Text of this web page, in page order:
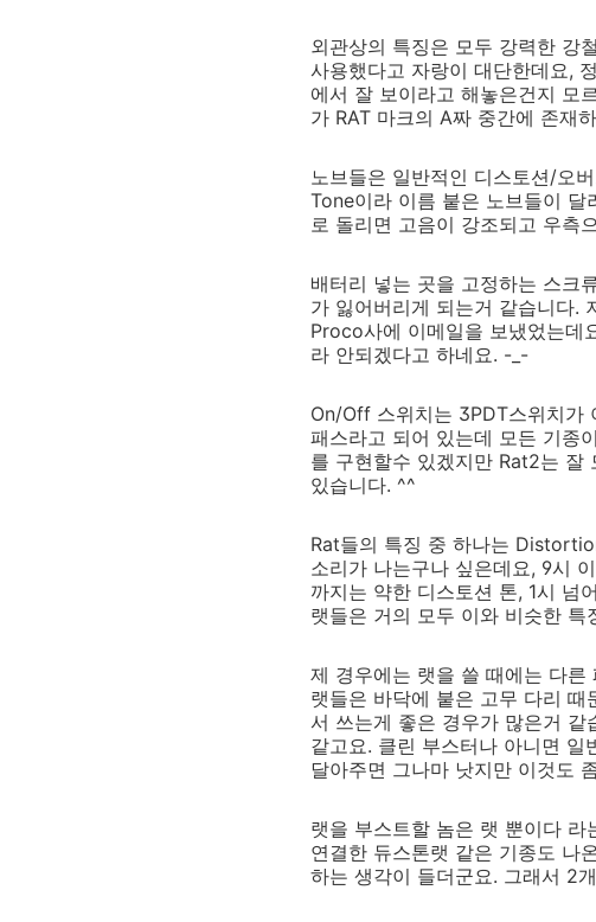
외관상의 특징은 모두 강력한 강
사용했다고 자랑이 대단한데요,
에서 잘 보이라고 해놓은건지 모
가 RAT 마크의 A짜 중간에 존재
노브들은 일반적인 디스토션/오
Tone이라 이름 붙은 노브들이
로 돌리면 고음이 강조되고 우측
배터리 넣는 곳을 고정하는 스크
가 잃어버리게 되는거 같습니다.
Proco사에 이메일을 보냈었는데
라 안되겠다고 하네요. -_-
On/Off 스위치는 3PDT스위치가
패스라고 되어 있는데 모든 기종
를 구현할수 있겠지만 Rat2는 잘
있습니다. ^^
Rat들의 특징 중 하나는
소리가 나는구나 싶은데요, 9시
까지는 약한 디스토션 톤, 1시 넘
랫들은 거의 모두 이와 비슷한 특
제 경우에는 랫을 쓸 때에는 다
랫들은 바닥에 붙은 고무 다리
서 쓰는게 좋은 경우가 많은거 같
같고요. 클린 부스터나 아니면
달아주면 그나마 낫지만 이것도
랫을 부스트할 놈은 랫 뿐이다
연결한 듀스톤랫 같은 기종도 나
하는 생각이 들더군요. 그래서 2